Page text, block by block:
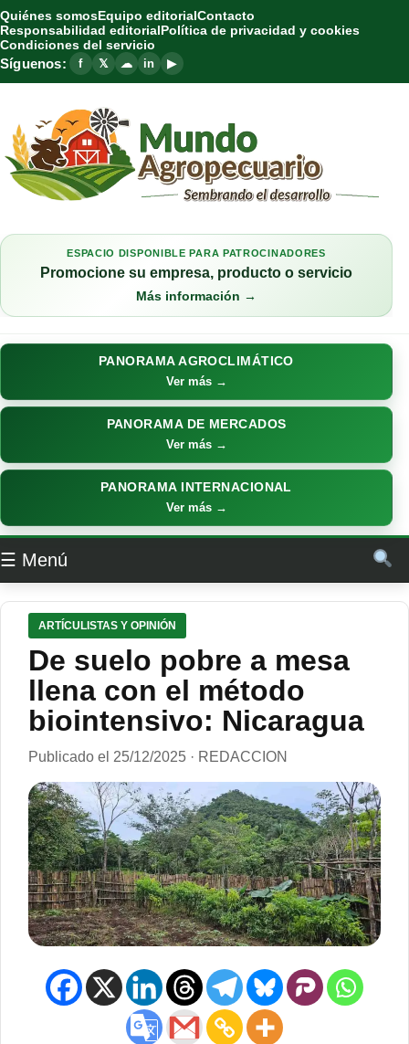
Quiénes somosEquipo editorialContacto
Responsabilidad editorialPolítica de privacidad y cookies
Condiciones del servicio
Síguenos: f 𝕏 ☁ in ▶
ESPACIO DISPONIBLE PARA PATROCINADORES
Promocione su empresa, producto o servicio
Más información →
PANORAMA AGROCLIMÁTICO
Ver más →
PANORAMA DE MERCADOS
Ver más →
PANORAMA INTERNACIONAL
Ver más →
☰ Menú
ARTÍCULISTAS Y OPINIÓN
De suelo pobre a mesa
llena con el método
biointensivo: Nicaragua
Publicado el 25/12/2025 · REDACCION